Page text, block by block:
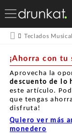
Teclados
¡Ahorra con tu
Aprovecha la
descuento de lo
este artículo.
que tengas
disfruta!
Quiero ver más
monedero